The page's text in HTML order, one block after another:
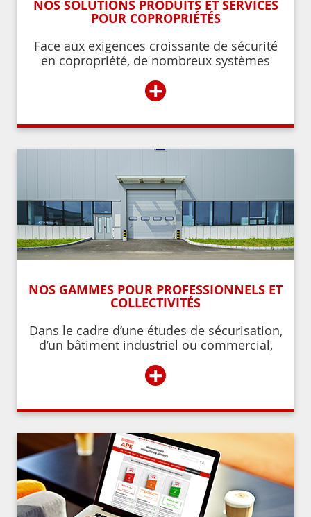
NOS SOLUTIONS PRODUITS ET SERVICES
POUR COPROPRIÉTÉS
Face aux exigences croissante de sécurité
en copropriété, de nombreux systèmes
l’accès à l’immeuble aux résidents ou aux
personnes autorisées par ces derniers.
+
NOS GAMMES POUR PROFESSIONNELS ET
COLLECTIVITÉS
Dans le cadre d’une études de sécurisation,
d’un bâtiment industriel ou commercial,
+